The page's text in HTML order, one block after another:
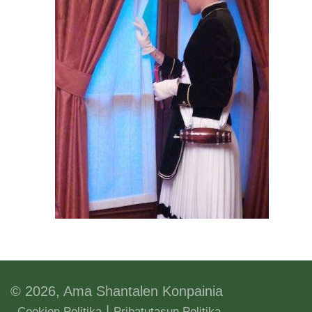
© 2026, Ama Shantalen Konpainia